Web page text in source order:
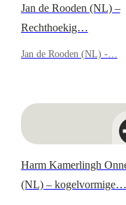
Jan de Rooden (NL) –
Rechthoekig…
Jan de Rooden (NL) -…
Harm Kamerlingh
(NL) – kogelvormige…